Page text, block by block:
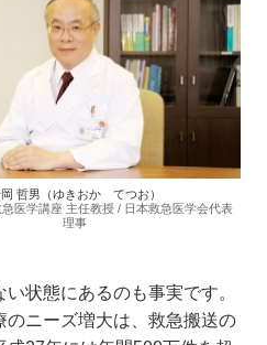
哲男（ゆきおか てつお）
医学講座 主任教授 / 日本救急医学会代表
理事
状態にあるのも事実です。
のニーズ増大は、救急搬送の